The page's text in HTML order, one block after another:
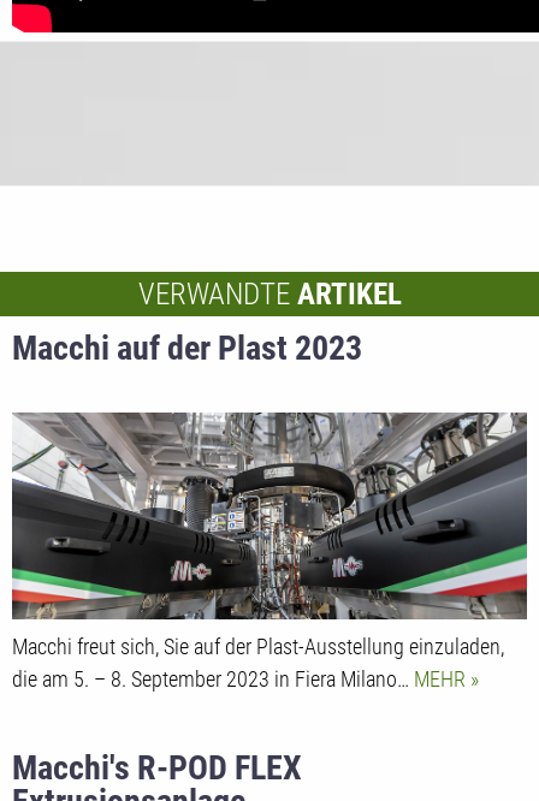
VERWANDTE ARTIKEL
Macchi auf der Plast 2023
Macchi freut sich, Sie auf der Plast-Ausstellung einzuladen,
die am 5. – 8. September 2023 in Fiera Milano… MEHR
Macchi's R-POD FLEX